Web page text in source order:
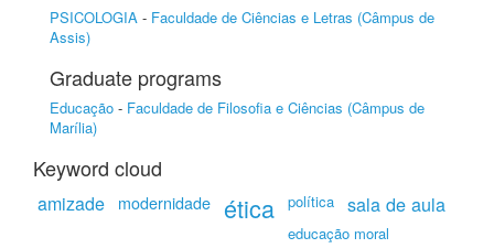
PSICOLOGIA - Faculdade de Ciências e Letras (Câmpus de
Assis)
Graduate programs
Educação - Faculdade de Filosofia e Ciências (Câmpus de
Marília)
Keyword cloud
amizade modernidade ética política sala de aula
educação moral